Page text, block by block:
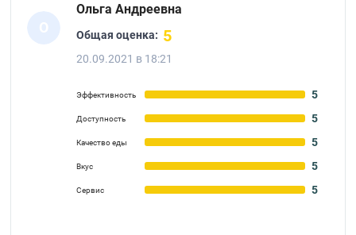
О
Ольга Андреевна
Общая оценка: 5
20.09.2021 в 18:21
Эффективность 5
Доступность 5
Качество еды 5
Вкус 5
Сервис 5